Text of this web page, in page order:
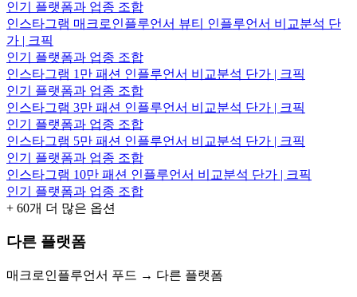
인기 플랫폼과 업종 조합
인스타그램 매크로인플루언서 뷰티 인플루언서 비교분석 단
가 | 크픽
인기 플랫폼과 업종 조합
인스타그램 1만 패션 인플루언서 비교분석 단가 | 크픽
인기 플랫폼과 업종 조합
인스타그램 3만 패션 인플루언서 비교분석 단가 | 크픽
인기 플랫폼과 업종 조합
인스타그램 5만 패션 인플루언서 비교분석 단가 | 크픽
인기 플랫폼과 업종 조합
인스타그램 10만 패션 인플루언서 비교분석 단가 | 크픽
인기 플랫폼과 업종 조합
+ 60개 더 많은 옵션
다른 플랫폼
매크로인플루언서 푸드 → 다른 플랫폼